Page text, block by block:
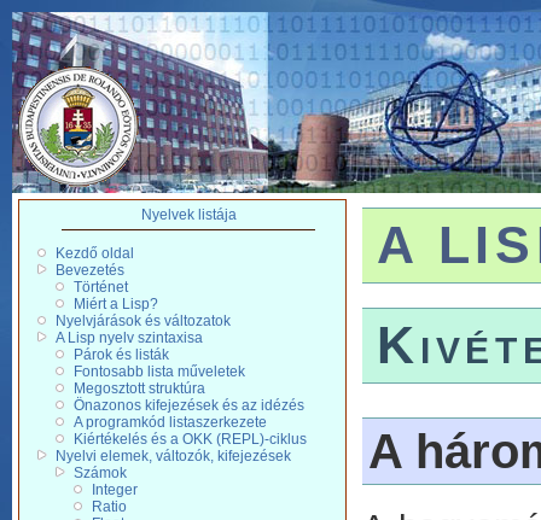
Nyelvek listája
Kezdő oldal
Bevezetés
Történet
Miért a Lisp?
Nyelvjárások és változatok
A Lisp nyelv szintaxisa
Párok és listák
Fontosabb lista műveletek
Megosztott struktúra
Önazonos kifejezések és az idézés
A programkód listaszerkezete
Kiértékelés és a OKK (REPL)-ciklus
Nyelvi elemek, változók, kifejezések
Számok
Integer
Ratio
A
A